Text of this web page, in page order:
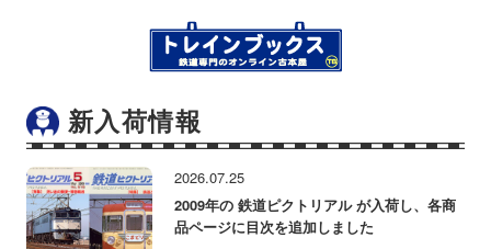
新入荷情報
2026.07.25
2009年の 鉄道ピクトリアル が入荷し、各商
品ページに目次を追加しました